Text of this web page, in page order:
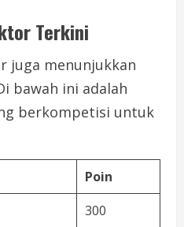
Terkini
juga menunjukkan
bawah ini adalah
berkompetisi untuk
Poin
300